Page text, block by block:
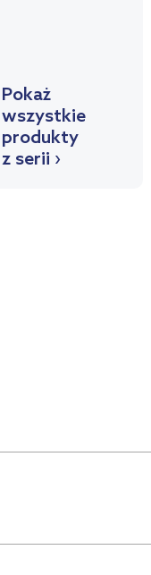
Pokaż
wszystkie
produkty
z serii ›